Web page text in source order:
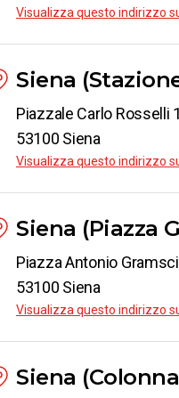
Visualizza questo indirizzo
Siena
Piazzale Carlo Rosselli
53100 Siena
Visualizza questo indirizzo
Siena (Piazza
Piazza Antonio
53100 Siena
Visualizza questo indirizzo
Siena